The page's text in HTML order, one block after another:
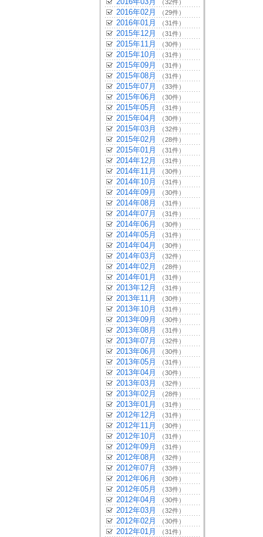
（32件）
2016年02月 （29件）
2016年01月 （31件）
2015年12月 （31件）
2015年11月 （30件）
2015年10月 （31件）
2015年09月 （31件）
2015年08月 （31件）
2015年07月 （33件）
2015年06月 （30件）
2015年05月 （31件）
2015年04月 （30件）
2015年03月 （32件）
2015年02月 （28件）
2015年01月 （31件）
2014年12月 （31件）
2014年11月 （30件）
2014年10月 （31件）
2014年09月 （30件）
2014年08月 （31件）
2014年07月 （31件）
2014年06月 （30件）
2014年05月 （31件）
2014年04月 （30件）
2014年03月 （32件）
2014年02月 （28件）
2014年01月 （31件）
2013年12月 （31件）
2013年11月 （30件）
2013年10月 （31件）
2013年09月 （30件）
2013年08月 （31件）
2013年07月 （32件）
2013年06月 （30件）
2013年05月 （31件）
2013年04月 （30件）
2013年03月 （32件）
2013年02月 （28件）
2013年01月 （31件）
2012年12月 （31件）
2012年11月 （30件）
2012年10月 （31件）
2012年09月 （31件）
2012年08月 （32件）
2012年07月 （33件）
2012年06月 （30件）
2012年05月 （33件）
2012年04月 （30件）
2012年03月 （32件）
2012年02月 （30件）
2012年01月 （31件）